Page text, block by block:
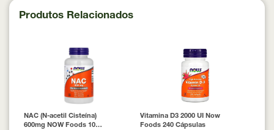
Produtos Relacionados
NAC (N-acetil Cisteína)
600mg NOW Foods 100
Vitamina D3 2000 UI Now
Foods 240 Cápsulas